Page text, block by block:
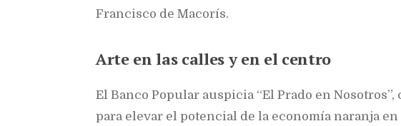
Francisco de Macorís.
Arte en las calles y en el centro
El Banco Popular auspicia “El Prado en
para elevar el potencial de la economía naranja